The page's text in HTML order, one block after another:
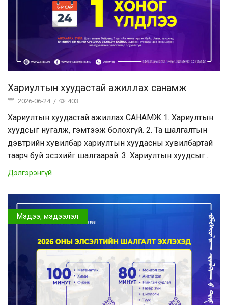
Хариултын хуудастай ажиллах санамж
2026-06-24 / 403
Хариултын хуудастай ажиллах САНАМЖ 1. Хариултын
хуудсыг нугалж, гэмтээж болохгүй. 2. Та шалгалтын
дэвтрийн хувилбар хариултын хуудасны хувилбартай
таарч буй эсэхийг шалгаарай. 3. Хариултын хуудсыг...
Дэлгэрэнгүй
Мэдээ, мэдээлэл